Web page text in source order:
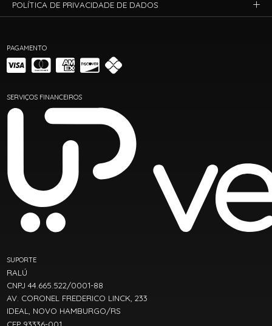
PAGAMENTO
SERVIÇOS FINANCEIROS
SUPORTE
RALÚ
CNPJ 44.665.522/0001-88
AV. CORONEL FREDERICO LINCK, 233
IDEAL, NOVO HAMBURGO/RS
CEP 93336-001
POLÍTICA DE PRIVACIDADE DE DADOS